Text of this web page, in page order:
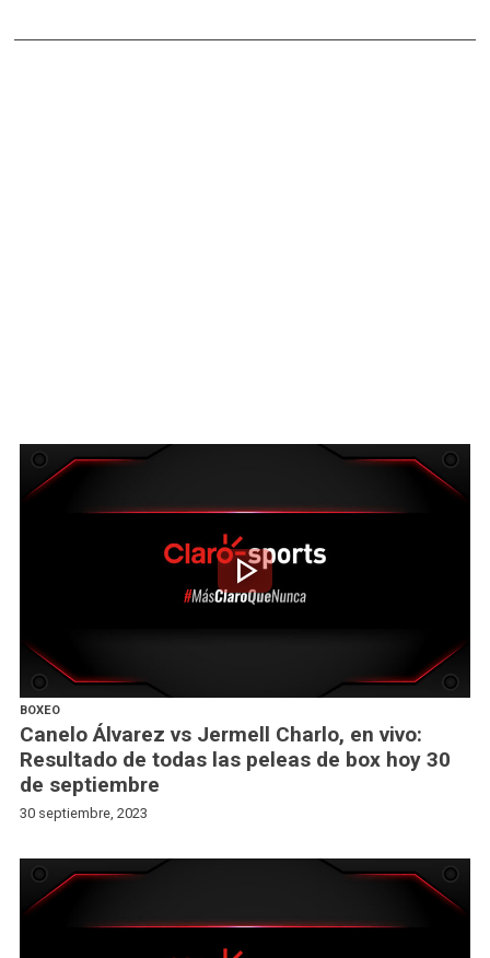
play_arrow
BOXEO
Canelo Álvarez vs Jermell Charlo, en vivo:
Resultado de todas las peleas de box hoy 30
de septiembre
30 septiembre, 2023